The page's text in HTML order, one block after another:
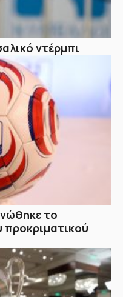
ντέρμπι
το